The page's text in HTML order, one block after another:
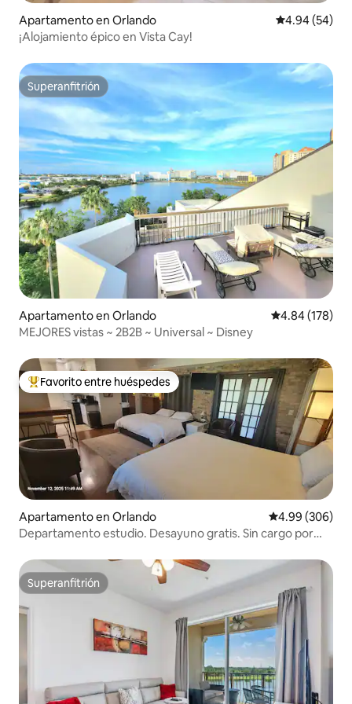
Apartamento en Orlando Calificación
4.94 (54)
¡Alojamiento épico en Vista Cay!
Superanfitrión
Superanfitrión
Apartamento en Orlando Calificación
4.84 (178)
MEJORES vistas ~ 2B2B ~ Universal ~ Disney
Favorito entre huéspedes preferido
Favorito entre huéspedes
Apartamento en Orlando Calificación
4.99 (306)
Departamento estudio. Desayuno gratis. Sin cargo por
Superanfitrión
Superanfitrión